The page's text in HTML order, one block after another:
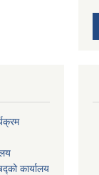
कार्यालय